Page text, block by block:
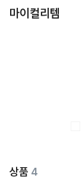
마이컬리템
상품 4